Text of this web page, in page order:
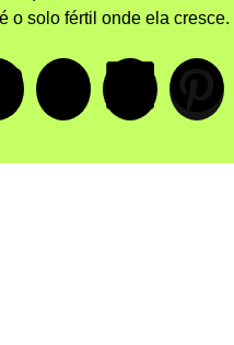
o solo fértil onde ela cresce.